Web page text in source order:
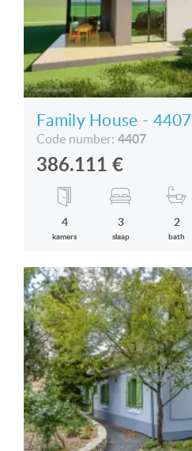
Family House - 4407
Code number: 4407
386.111 €
4
kamers
3
slaap
2
bath